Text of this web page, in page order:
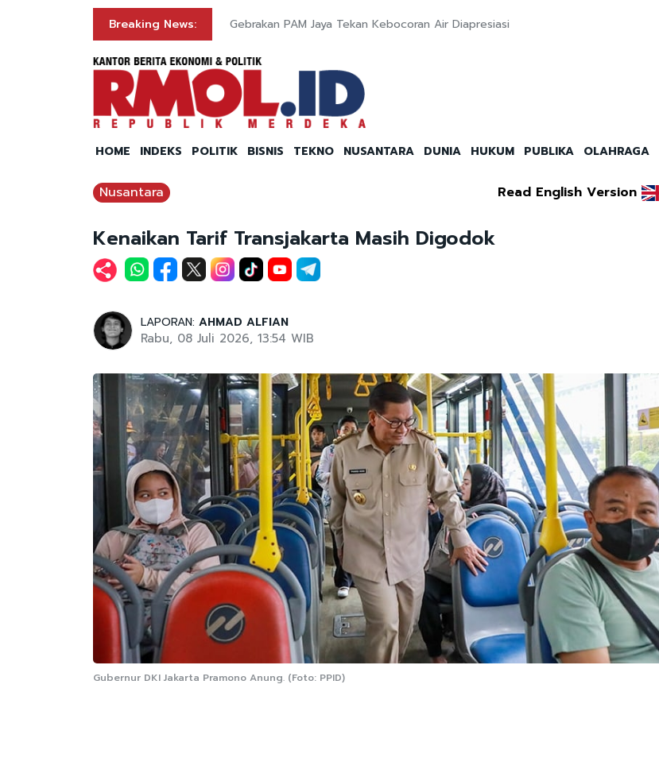
Breaking News: Gebrakan PAM Jaya Tekan Kebocoran Air Diapresiasi
HOME INDEKS POLITIK BISNIS TEKNO NUSANTARA DUNIA HUKUM PUBLIKA OLAHRAGA
Nusantara Read English Version
Kenaikan Tarif Transjakarta Masih Digodok
LAPORAN: AHMAD ALFIAN
Rabu, 08 Juli 2026, 13:54 WIB
Gubernur DKI Jakarta Pramono Anung. (Foto: PPID)